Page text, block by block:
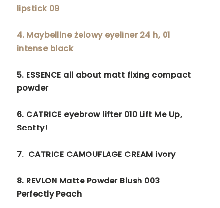
lipstick 09
4. Maybelline żelowy eyeliner 24 h, 01
intense black
5. ESSENCE all about matt fixing compact
powder
6. CATRICE eyebrow lifter 010 Lift Me Up,
Scotty!
7. CATRICE CAMOUFLAGE CREAM ivory
8. REVLON Matte Powder Blush 003
Perfectly Peach